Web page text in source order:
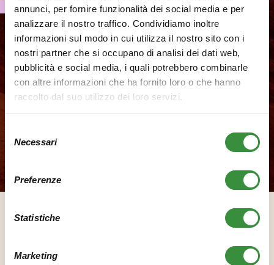
annunci, per fornire funzionalità dei social media e per
analizzare il nostro traffico. Condividiamo inoltre
informazioni sul modo in cui utilizza il nostro sito con i
nostri partner che si occupano di analisi dei dati web,
pubblicità e social media, i quali potrebbero combinarle
con altre informazioni che ha fornito loro o che hanno
raccolto dal suo utilizzo dei loro servizi.
delNecessari
Preferenze
Statistiche
Marketing
Souhlasím se zpracováním osobních
identifikačních údajů způsobem a za účelem
uvedeným v zásadách ochrany osobních
údajů. *